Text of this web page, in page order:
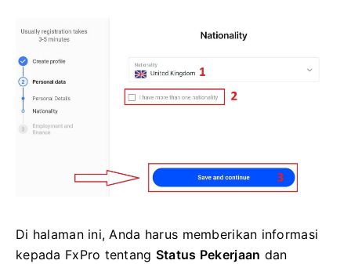
Di halaman ini, Anda harus memberikan informasi
kepada FxPro tentang Status Pekerjaan dan